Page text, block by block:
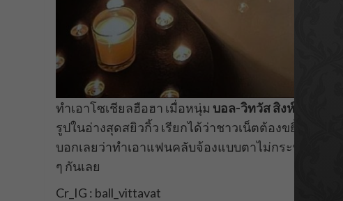
ทำเอาโซเชียลฮือฮา เมื่อหนุ่ม บอล-วิทวัส สิงห์ลำพอง
รูปในอ่างสุดสยิวกิ้ว เรียกได้ว่าชาวเน็ตต้องขยี้ตาแรง
บอกเลยว่าทำเอาแฟนคลับจ้องแบบตาไม่กระพริบเลย
ๆ กันเลย
Cr_IG : ball_vittavat